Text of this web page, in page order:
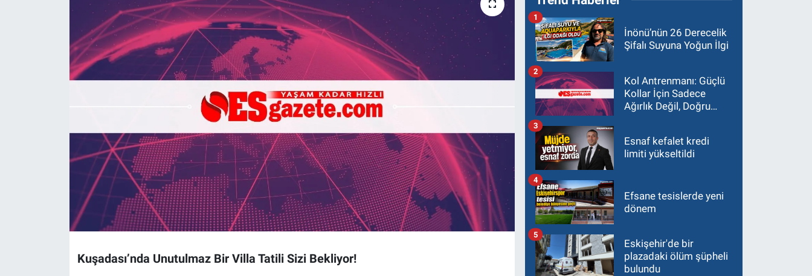
Kuşadası’nda Unutulmaz Bir Villa Tatili Sizi Bekliyor!
İnönü’nün 26 Derecelik
Şifalı Suyuna Yoğun İlgi
1
Kol Antrenmanı: Güçlü
Kollar İçin Sadece
Ağırlık Değil, Doğru
2
Esnaf kefalet kredi
limiti yükseltildi
3
Efsane tesislerde yeni
dönem
4
Eskişehir'de bir
plazadaki ölüm şüpheli
bulundu
5
Kütahya
Bilim ve Teknoloji